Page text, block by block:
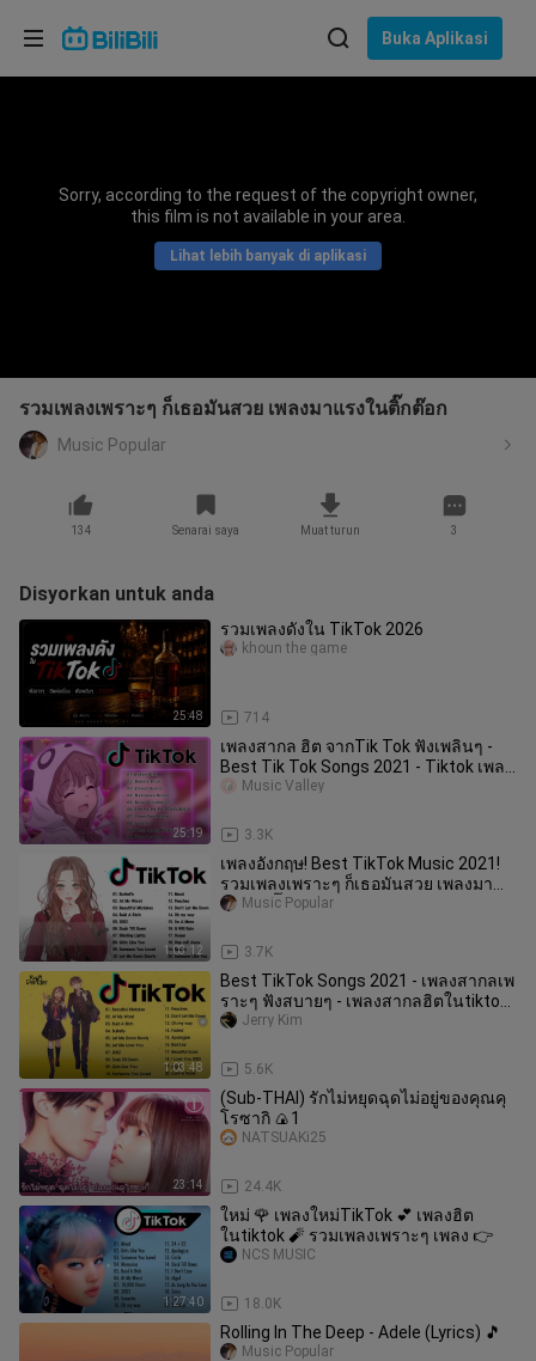
Buka Aplikasi
Sorry, according to the request of the copyright owner,
this film is not available in your area.
Lihat lebih banyak di aplikasi
รวมเพลงเพราะๆ ก็เธอมันสวย เพลงมาแรงในติ๊กต๊อก
Music Popular
134 Senarai saya Muat turun 3
Disyorkan untuk anda
25:48
รวมเพลงดังใน TikTok 2026
714
khoun the game
25:19
เพลงสากล ฮิต จากTik Tok ฟังเพลินๆ -
Best Tik Tok Songs 2021 - Tiktok เพลง
ฮิต
3.3K
Music Valley
1:03:12
เพลงอังกฤษ! Best TikTok Music 2021!
รวมเพลงเพราะๆ ก็เธอมันสวย เพลงมา
แรงในติ๊กต๊อก!
3.7K
Music Popular
1:03:48
Best TikTok Songs 2021 - เพลงสากลเพ
ราะๆ ฟังสบายๆ - เพลงสากลฮิตในtiktok
- เพลงสากล
5.6K
Jerry Kim
23:14
(Sub-THAI) รักไม่หยุดฉุดไม่อยู่ของคุณคุ
โรซากิ 🍙1
24.4K
NATSUAKi25
1:27:40
ใหม่ 🌹 เพลงใหม่TikTok 💕 เพลงฮิต
ในtiktok 🧨 รวมเพลงเพราะๆ เพลง 👉
18.0K
NCS MUSIC
Rolling In The Deep - Adele (Lyrics) 🎵
Music Popular
Pilih bahasa
Bahasa Indonesia